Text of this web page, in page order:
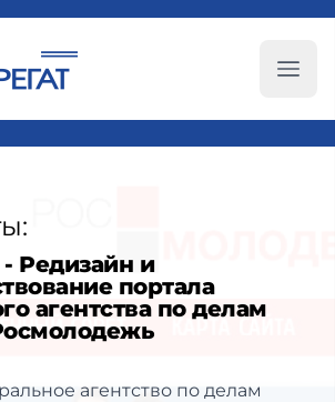
Редизайн и
портала
агентства по делам
агентство по делам